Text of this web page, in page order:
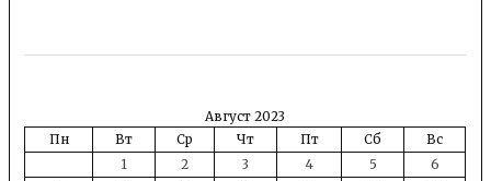
Август 2023
Пн
Вт Ср Чт Пт Сб
Вс
1
2 3 4 5
6